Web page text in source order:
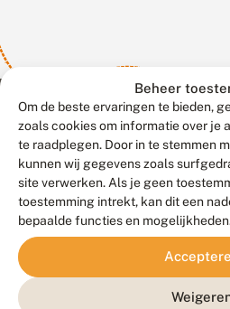
Beheer
Om de beste ervaringen te bieden,
zoals cookies om informatie over je
te raadplegen. Door in te stemmen
kunnen wij gegevens zoals
site verwerken. Als je geen
toestemming intrekt, kan dit een
bepaalde functies en
Contact
Veelgestelde vragen
Meld waarnemingen
© 2026
Duurzaam ontwikkeld door
Blue Field
Privacy
Sitemap